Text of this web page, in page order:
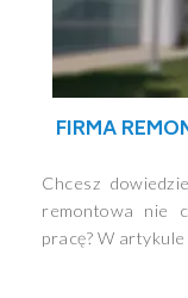
FIRMA
Chcesz
remontowa nie
pracę? W